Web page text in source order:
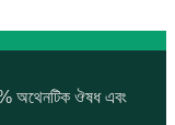
অথেনটিক ঔষধ এবং